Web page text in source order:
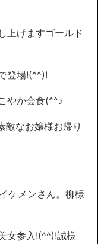
上げますゴールド
登場!(^^)!
やか会食(^^♪
なお嬢様お帰り
ケメンさん。柳様
女参入!(^^)!誠様